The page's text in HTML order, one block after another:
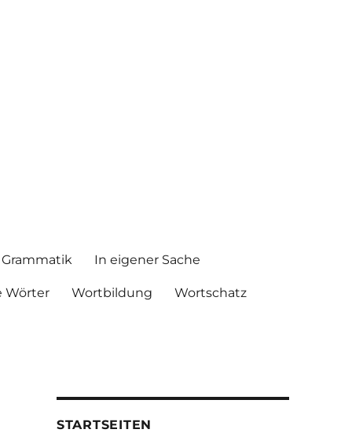
Grammatik In eigener Sache
Wörter Wortbildung Wortschatz
STARTSEITEN